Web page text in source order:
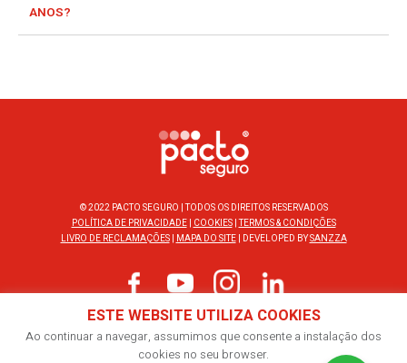
ANOS?
© 2022 PACTO SEGURO | TODOS OS DIREITOS RESERVADOS
POLÍTICA DE PRIVACIDADE| COOKIES|
TERMOS & CONDIÇÕES
LIVRO DE RECLAMAÇÕES| MAPA DO SITE| DEVELOPED BYSANZZA
212 496 630
CHAMADA PARA A REDE FIXA NACIONAL
ESTE WEBSITE UTILIZA COOKIES
Ao continuar a navegar, assumimos que consente a instalação dos
cookies no seu browser.